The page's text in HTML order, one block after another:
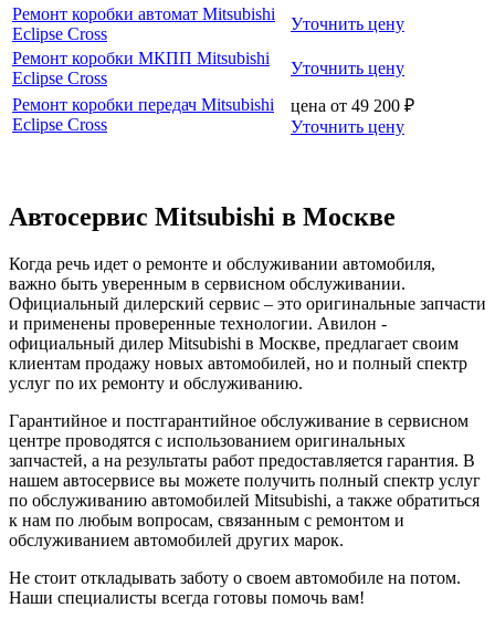
Ремонт коробки автомат Mitsubishi
Eclipse Cross
Уточнить цену
Ремонт коробки МКПП Mitsubishi
Eclipse Cross
Уточнить цену
Ремонт коробки передач Mitsubishi
Eclipse Cross
цена от 49 200 ₽
Уточнить цену
Автосервис Mitsubishi в Москве
Когда речь идет о ремонте и обслуживании автомобиля,
важно быть уверенным в сервисном обслуживании.
Официальный дилерский сервис – это оригинальные запчасти
и применены проверенные технологии. Авилон -
официальный дилер Mitsubishi в Москве, предлагает своим
клиентам продажу новых автомобилей, но и полный спектр
услуг по их ремонту и обслуживанию.
Гарантийное и постгарантийное обслуживание в сервисном
центре проводятся с использованием оригинальных
запчастей, а на результаты работ предоставляется гарантия. В
нашем автосервисе вы можете получить полный спектр услуг
по обслуживанию автомобилей Mitsubishi, а также обратиться
к нам по любым вопросам, связанным с ремонтом и
обслуживанием автомобилей других марок.
Не стоит откладывать заботу о своем автомобиле на потом.
Наши специалисты всегда готовы помочь вам!